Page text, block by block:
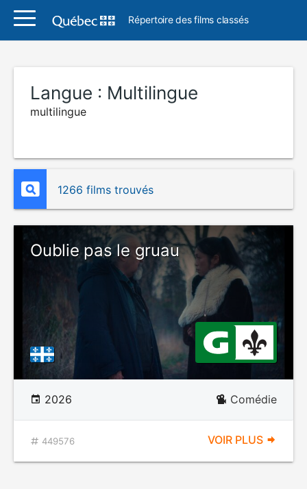
Répertoire des films classés
Langue : Multilingue
multilingue
1266 films trouvés
Oublie pas le gruau
2026 Comédie
449576 VOIR PLUS